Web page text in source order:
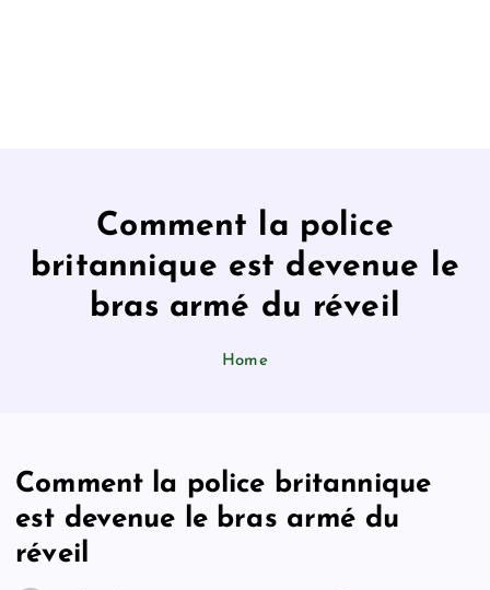
Comment la police
britannique est devenue le
bras armé du réveil
Home
Comment la police britannique
est devenue le bras armé du
réveil